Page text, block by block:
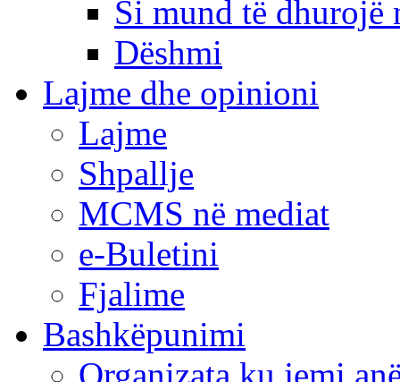
Si mund të dhurojë
Dëshmi
Lajme dhe opinioni
Lajme
Shpallje
MCMS në mediat
e-Buletini
Fjalime
Bashkëpunimi
Organizata ku jemi